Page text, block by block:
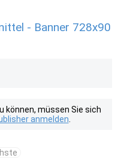
- Banner 728x90
können, müssen Sie sich
anmelden